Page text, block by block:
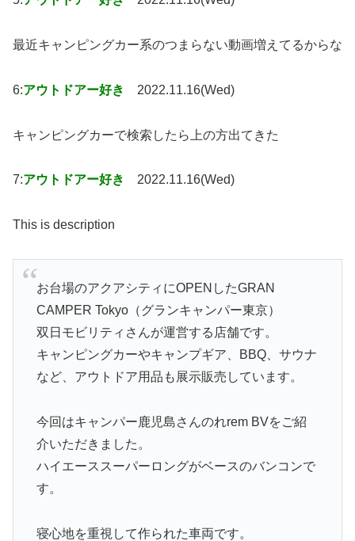
最近キャンピングカー系のつまらない動画増えてるからな
6:アウトドアー好き 2022.11.16(Wed)
キャンピングカーで検索したら上の方出てきた
7:アウトドアー好き 2022.11.16(Wed)
This is description
お台場のアクアシティにOPENしたGRAN
CAMPER Tokyo（グランキャンパー東京）
双日モビリティさんが運営する店舗です。
キャンピングカーやキャンプギア、BBQ、サウナ
など、アウトドア用品も展示販売しています。
今回はキャンパー鹿児島さんのれrem BVをご紹
介いただきました。
ハイエーススーパーロングがベースのバンコンで
す。
寝心地を重視して作られた車両です。